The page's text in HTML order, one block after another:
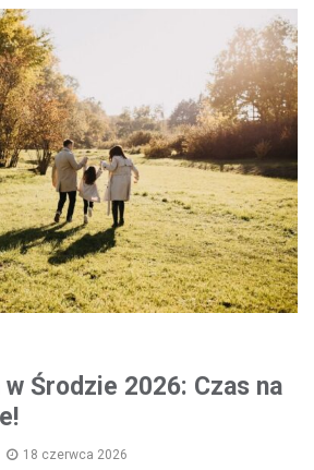
Środzie 2026: Czas na
18 czerwca 2026